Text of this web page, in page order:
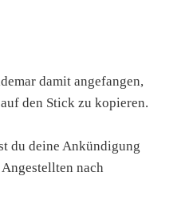
damit angefangen,
den Stick zu kopieren.
du deine Ankündigung
nach